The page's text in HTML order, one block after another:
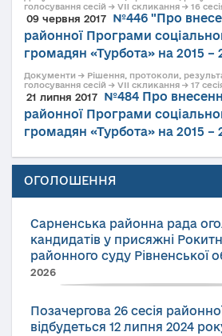
голосування сесій → VII скликання → 16
09 червня 2017
№446 "Про
районної Програми
громадян «Турбота» на 2015 –
Документи → Рішення, протоколи,
голосування сесій → VII скликання → 17
21 липня 2017
№484 Про
районної Програми
громадян «Турбота» на 2015 –
ОГОЛОШЕННЯ
Сарненська районна рада
кандидатів у присяжні
районного суду Рівненської
2026
Позачергова 26 сесія
відбудеться 12 липня 2024